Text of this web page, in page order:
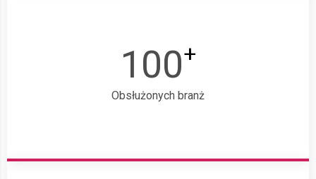
100+
Obsłużonych branż